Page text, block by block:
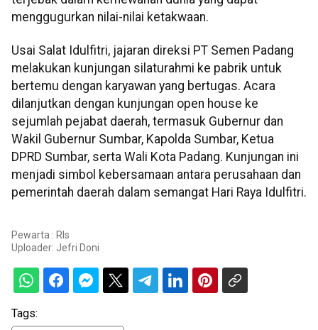
menggugurkan nilai-nilai ketakwaan.
Usai Salat Idulfitri, jajaran direksi PT Semen Padang
melakukan kunjungan silaturahmi ke pabrik untuk
bertemu dengan karyawan yang bertugas. Acara
dilanjutkan dengan kunjungan open house ke
sejumlah pejabat daerah, termasuk Gubernur dan
Wakil Gubernur Sumbar, Kapolda Sumbar, Ketua
DPRD Sumbar, serta Wali Kota Padang. Kunjungan ini
menjadi simbol kebersamaan antara perusahaan dan
pemerintah daerah dalam semangat Hari Raya Idulfitri.
Pewarta : Rls
Uploader: Jefri Doni
Tags: